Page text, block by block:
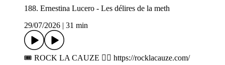
188. Ernestina Lucero - Les délires de la meth
29/07/2026
31 min
🎟️ ROCK LA CAUZE 👉🏼 https://rocklacauze.com/